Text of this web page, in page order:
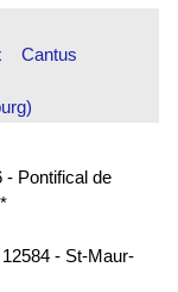
Cantus
- Pontifical de
- St-Maur-